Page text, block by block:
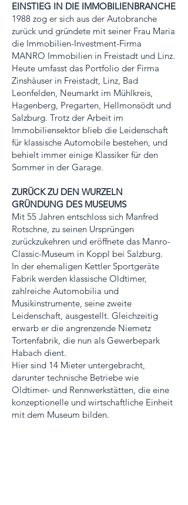
EINSTIEG IN DIE IMMOBILIENBRANCHE
1988 zog er sich aus der Autobranche
zurück und gründete mit seiner Frau Maria
die Immobilien-Investment-Firma
MANRO Immobilien in Freistadt und Linz.
Heute umfasst das Portfolio der Firma
Zinshäuser in Freistadt, Linz, Bad
Leonfelden, Neumarkt im Mühlkreis,
Hagenberg, Pregarten, Hellmonsödt und
Salzburg. Trotz der Arbeit im
Immobiliensektor blieb die Leidenschaft
für klassische Automobile bestehen, und
behielt immer einige Klassiker für den
Sommer in der Garage.
ZURÜCK ZU DEN WURZELN
GRÜNDUNG DES MUSEUMS
Mit 55 Jahren entschloss sich Manfred
Rotschne, zu seinen Ursprüngen
zurückzukehren und eröffnete das Manro-
Classic-Museum in Koppl bei Salzburg.
In der ehemaligen Kettler Sportgeräte
Fabrik werden klassische Oldtimer,
zahlreiche Automobilia und
Musikinstrumente, seine zweite
Leidenschaft, ausgestellt. Gleichzeitig
erwarb er die angrenzende Niemetz
Tortenfabrik, die nun als Gewerbepark
Habach dient.
Hier sind 14 Mieter untergebracht,
darunter technische Betriebe wie
Oldtimer- und Rennwerkstätten, die eine
konzeptionelle und wirtschaftliche Einheit
mit dem Museum bilden.